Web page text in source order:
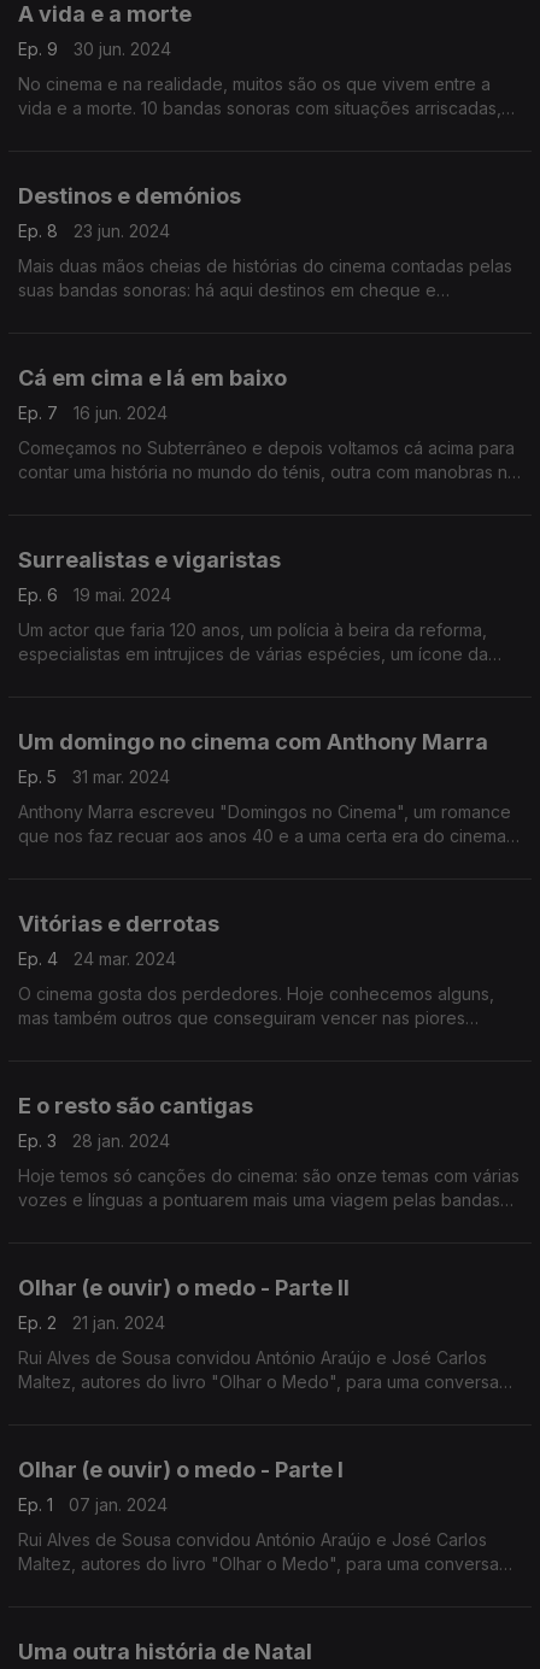
A vida e a morte
Ep. 9
30 jun. 2024
No cinema e na realidade, muitos são os que vivem entre a
vida e a morte. 10 bandas sonoras com situações arriscadas,
Destinos e demónios
Ep. 8
23 jun. 2024
Mais duas mãos cheias de histórias do cinema contadas pelas
suas bandas sonoras: há aqui destinos em cheque e
Cá em cima e lá em baixo
Ep. 7
16 jun. 2024
Começamos no Subterrâneo e depois voltamos cá acima para
contar uma história no mundo do ténis, outra com manobras na
Surrealistas e vigaristas
Ep. 6
19 mai. 2024
Um actor que faria 120 anos, um polícia à beira da reforma,
especialistas em intrujices de várias espécies, um ícone da
Um domingo no cinema com Anthony Marra
Ep. 5
31 mar. 2024
Anthony Marra escreveu "Domingos no Cinema", um romance
que nos faz recuar aos anos 40 e a uma certa era do cinema
Vitórias e derrotas
Ep. 4
24 mar. 2024
O cinema gosta dos perdedores. Hoje conhecemos alguns,
mas também outros que conseguiram vencer nas piores
E o resto são cantigas
Ep. 3
28 jan. 2024
Hoje temos só canções do cinema: são onze temas com várias
vozes e línguas a pontuarem mais uma viagem pelas bandas
Olhar (e ouvir) o medo - Parte II
Ep. 2
21 jan. 2024
Rui Alves de Sousa convidou António Araújo e José Carlos
Maltez, autores do livro "Olhar o Medo", para uma conversa
Olhar (e ouvir) o medo - Parte I
Ep. 1
07 jan. 2024
Rui Alves de Sousa convidou António Araújo e José Carlos
Maltez, autores do livro "Olhar o Medo", para uma conversa
Uma outra história de Natal